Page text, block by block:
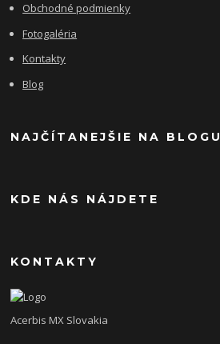
Obchodné podmienky
Fotogaléria
Kontakty
Blog
NAJČÍTANEJŠIE NA BLOGU
KDE NÁS NÁJDETE
KONTAKTY
Acerbis MX Slovakia